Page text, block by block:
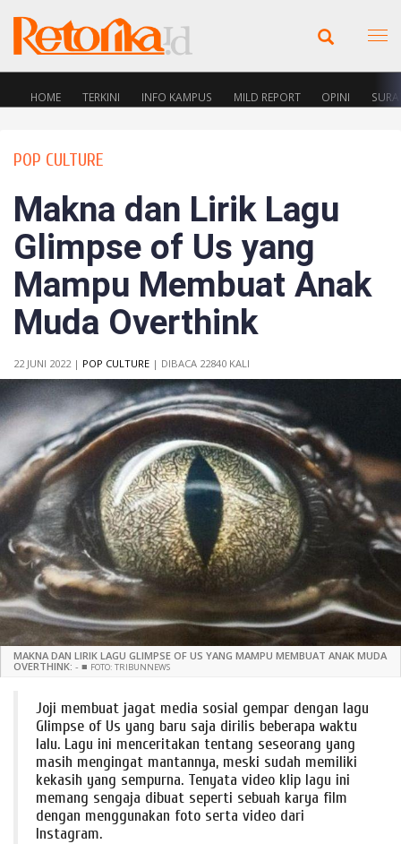
HOME TERKINI INFO KAMPUS MILD REPORT OPINI
POP CULTURE
Makna dan Lirik Lagu
Glimpse of Us yang
Mampu Membuat Anak
Muda Overthink
22 JUNI 2022 | POP CULTURE | DIBACA 22840 KALI
MAKNA DAN LIRIK LAGU GLIMPSE OF US YANG MAMPU MEMBUAT ANAK MUDA
OVERTHINK: - ■ FOTO: TRIBUNNEWS
Joji membuat jagat media sosial gempar dengan lagu
Glimpse of Us yang baru saja dirilis beberapa waktu
lalu. Lagu ini menceritakan tentang seseorang yang
masih mengingat mantannya, meski sudah memiliki
kekasih yang sempurna. Tenyata video klip lagu ini
memang sengaja dibuat seperti sebuah karya film
dengan menggunakan foto serta video dari
Instagram.